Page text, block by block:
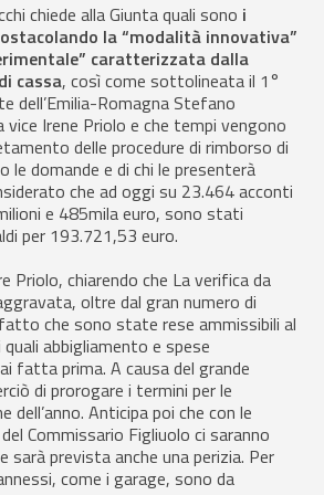
chiede alla Giunta quali sono i
la “modalità innovativa”
caratterizzata dalla
cassa, così come sottolineata il 1°
dell’Emilia-Romagna Stefano
vice Irene Priolo e che tempi vengono
delle procedure di rimborso di
le domande e di chi le presenterà
che ad oggi su 23.464 acconti
e 485mila euro, sono stati
per 193.721,53 euro.
Priolo, chiarendo che La verifica da
oltre dal gran numero di
che sono state rese ammissibili al
abbigliamento e spese
fatta prima. A causa del grande
di prorogare i termini per le
dell’anno. Anticipa poi che con le
Commissario Figliuolo ci saranno
prevista anche una perizia. Per
come i garage, sono da